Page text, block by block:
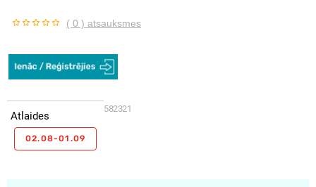
( 0 ) atsauksmes
582321
Atlaides
02.08-01.09